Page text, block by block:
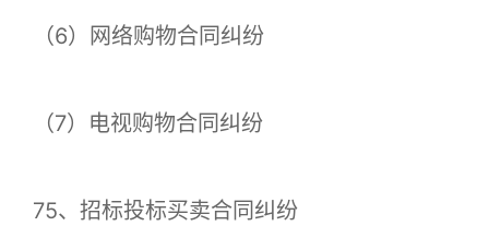
（6）网络购物合同纠纷
（7）电视购物合同纠纷
75、招标投标买卖合同纠纷